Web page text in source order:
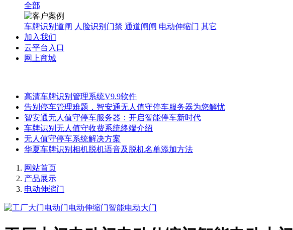
全部
车牌识别道闸 人脸识别门禁 通道闸闸 电动伸缩门 其它
加入我们
云平台入口
网上商城
高清车牌识别管理系统V9.9软件
告别停车管理难题，智安通无人值守停车服务器为您解忧
智安通无人值守停车服务器：开启智能停车新时代
车牌识别无人值守收费系统终端介绍
无人值守停车系统解决方案
华夏车牌识别相机脱机语音及脱机名单添加方法
网站首页
产品展示
电动伸缩门